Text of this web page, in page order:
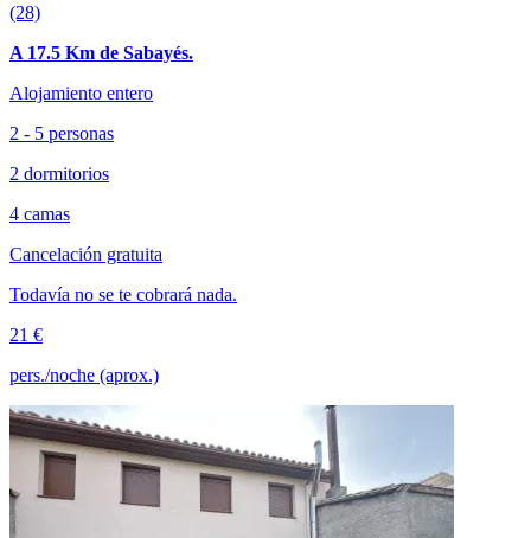
(28)
A 17.5 Km de Sabayés.
Alojamiento entero
2 - 5 personas
2 dormitorios
4 camas
Cancelación gratuita
Todavía no se te cobrará nada.
21 €
pers./noche (aprox.)